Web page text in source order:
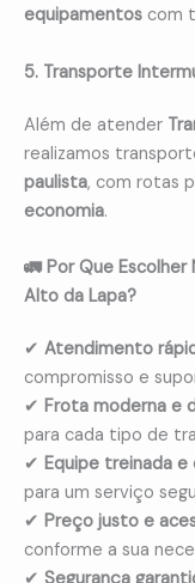
equipamentos com
5. Transporte
Além de atender
realizamos
paulista, com rotas
economia.
🚛 Por Que
Alto da Lapa?
✔ Atendimento
compromisso e
✔ Frota moderna e
para cada tipo de
✔ Equipe treinada
para um serviço
✔ Preço justo e
conforme a sua